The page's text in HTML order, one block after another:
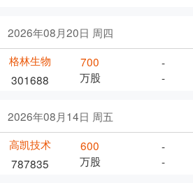
2026年08月20日 周四
格林生物
301688
700
万股
-
-
2026年08月14日 周五
高凯技术
787835
600
万股
-
-